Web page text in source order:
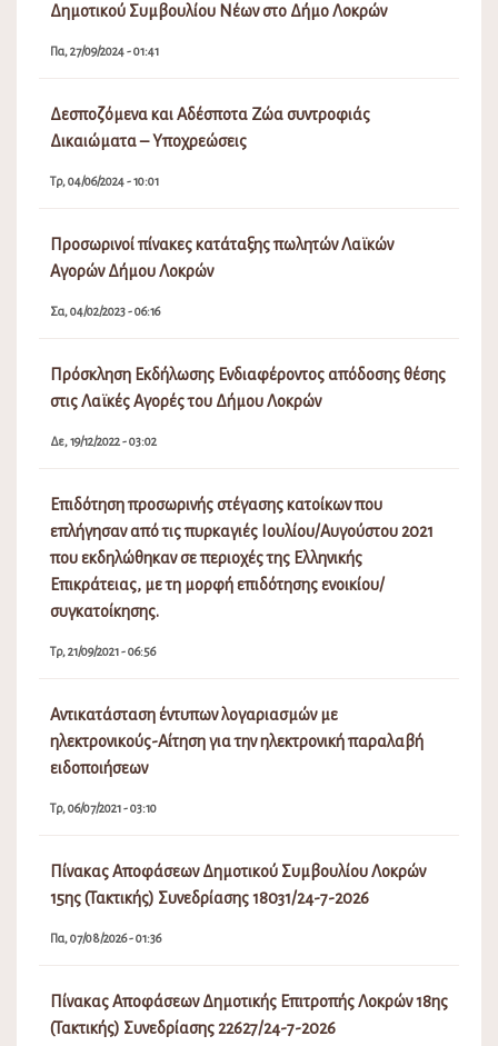
Δημοτικού Συμβουλίου Νέων στο Δήμο Λοκρών
Πα, 27/09/2024 - 01:41
Δεσποζόμενα και Αδέσποτα Ζώα συντροφιάς
Δικαιώματα – Υποχρεώσεις
Τρ, 04/06/2024 - 10:01
Προσωρινοί πίνακες κατάταξης πωλητών Λαϊκών
Αγορών Δήμου Λοκρών
Σα, 04/02/2023 - 06:16
Πρόσκληση Εκδήλωσης Ενδιαφέροντος απόδοσης θέσης
στις Λαϊκές Αγορές του Δήμου Λοκρών
Δε, 19/12/2022 - 03:02
Επιδότηση προσωρινής στέγασης κατοίκων που
επλήγησαν από τις πυρκαγιές Ιουλίου/Αυγούστου 2021
που εκδηλώθηκαν σε περιοχές της Ελληνικής
Επικράτειας, με τη μορφή επιδότησης ενοικίου/
συγκατοίκησης.
Τρ, 21/09/2021 - 06:56
Αντικατάσταση έντυπων λογαριασμών με
ηλεκτρονικούς-Αίτηση για την ηλεκτρονική παραλαβή
ειδοποιήσεων
Τρ, 06/07/2021 - 03:10
Πίνακας Αποφάσεων Δημοτικού Συμβουλίου Λοκρών
15ης (Τακτικής) Συνεδρίασης 18031/24-7-2026
Πα, 07/08/2026 - 01:36
Πίνακας Αποφάσεων Δημοτικής Επιτροπής Λοκρών 18ης
(Τακτικής) Συνεδρίασης 22627/24-7-2026